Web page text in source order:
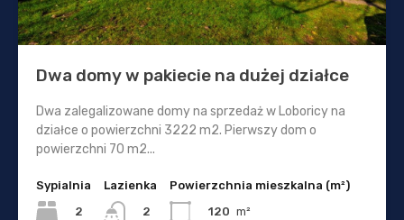
Dwa domy w pakiecie na dużej działce
Dwa zalegalizowane domy na sprzedaż w Loboricy na
działce o powierzchni 3222 m2. Pierwszy dom o
powierzchni 70 m2...
Sypialnia
2
Lazienka
2
Powierzchnia mieszkalna (m²)
120 m²